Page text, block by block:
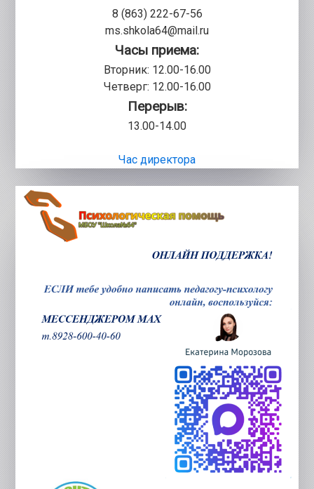
8 (863) 222-67-56
ms.shkola64@mail.ru
Часы приема:
Вторник: 12.00-16.00
Четверг: 12.00-16.00
Перерыв:
13.00-14.00
Час директора